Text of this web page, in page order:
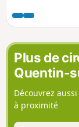
Plus de
Quentin-
Découvrez
à proximité